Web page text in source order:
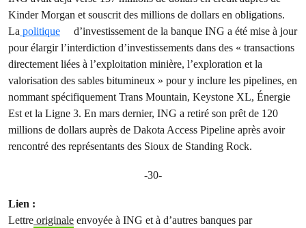
Kinder Morgan et souscrit des millions de dollars en obligations.
La politique
d’investissement de la banque ING a été mise à jour
pour élargir l’interdiction d’investissements dans des « transactions
directement liées à l’exploitation minière, l’exploration et la
valorisation des sables bitumineux » pour y inclure les pipelines, en
nommant spécifiquement Trans Mountain, Keystone XL, Énergie
Est et la Ligne 3. En mars dernier, ING a retiré son prêt de 120
millions de dollars auprès de Dakota Access Pipeline après avoir
rencontré des représentants des Sioux de Standing Rock.
-30-
Lien :
Lettre originale envoyée à ING et à d’autres banques par